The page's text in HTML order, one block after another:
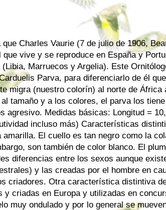
Charles Vaurie (7 de julio de 1906,
vive y se reproduce en España y
Marruecos y Argelia). Este
Parva, para diferenciarlo de él
migra (nuestro colorín) al norte de
tamaño y a los colores, el parva los
agresivo. Medidas básicas: Longitud =
incluso más) Características
El cuello es tan negro como la
son también de color blanco. El
diferencias entre los sexos aunque
y las creadas por el hombre en
criadores. Otra característica distintiva
criadas en Europa y utilizadas en
muy ondulado y por lo general se